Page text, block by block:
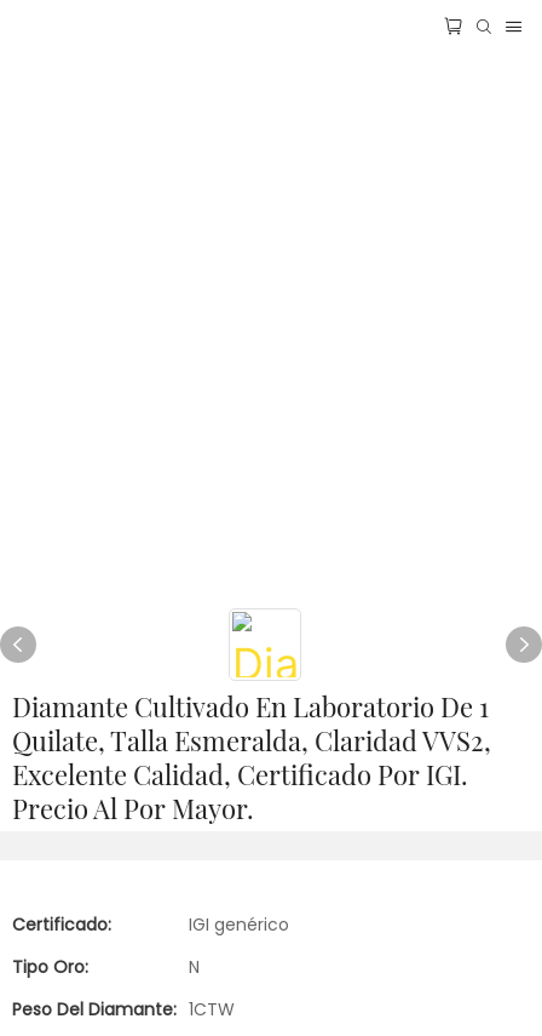
Diamante Cultivado En Laboratorio De 1
Quilate, Talla Esmeralda, Claridad VVS2,
Excelente Calidad, Certificado Por IGI.
Precio Al Por Mayor.
Certificado:
IGI genérico
Tipo Oro:
N
Peso Del Diamante: 1CTW